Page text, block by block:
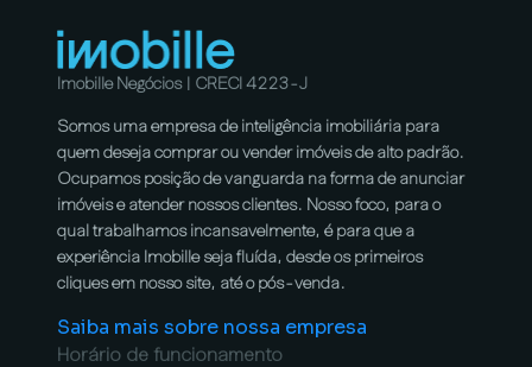
Imobille Negócios | CRECI 4223-J
Somos uma empresa de inteligência imobiliária para
quem deseja comprar ou vender imóveis de alto padrão.
Ocupamos posição de vanguarda na forma de anunciar
imóveis e atender nossos clientes. Nosso foco, para o
qual trabalhamos incansavelmente, é para que a
experiência Imobille seja fluída, desde os primeiros
cliques em nosso site, até o pós-venda.
Saiba mais sobre nossa empresa
Horário de funcionamento